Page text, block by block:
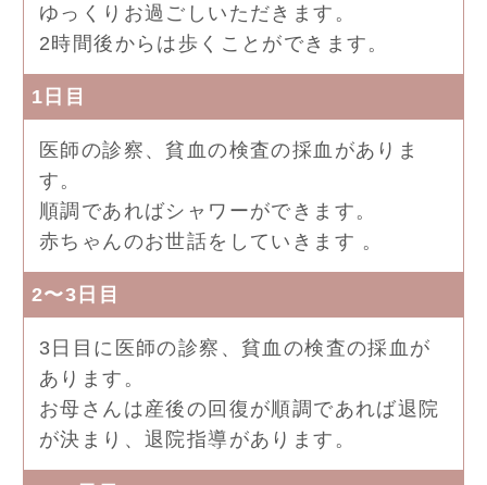
ゆっくりお過ごしいただきます。
2時間後からは歩くことができます。
1日目
医師の診察、貧血の検査の採血がありま
す。
順調であればシャワーができます。
赤ちゃんのお世話をしていきます 。
2〜3日目
3日目に医師の診察、貧血の検査の採血が
あります。
お母さんは産後の回復が順調であれば退院
が決まり、退院指導があります。